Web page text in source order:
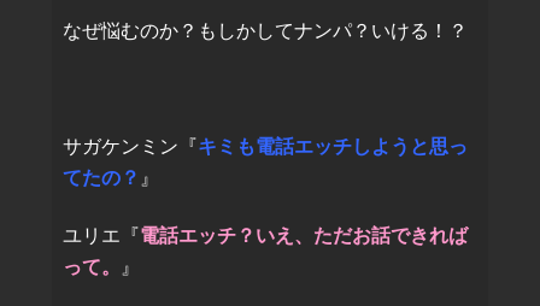
なぜ悩むのか？もしかしてナンパ？いける！？
サガケンミン『 キミも電話エッチしようと思っ
てたの？ 』
ユリエ『 電話エッチ？いえ、ただお話できれば
って。
』